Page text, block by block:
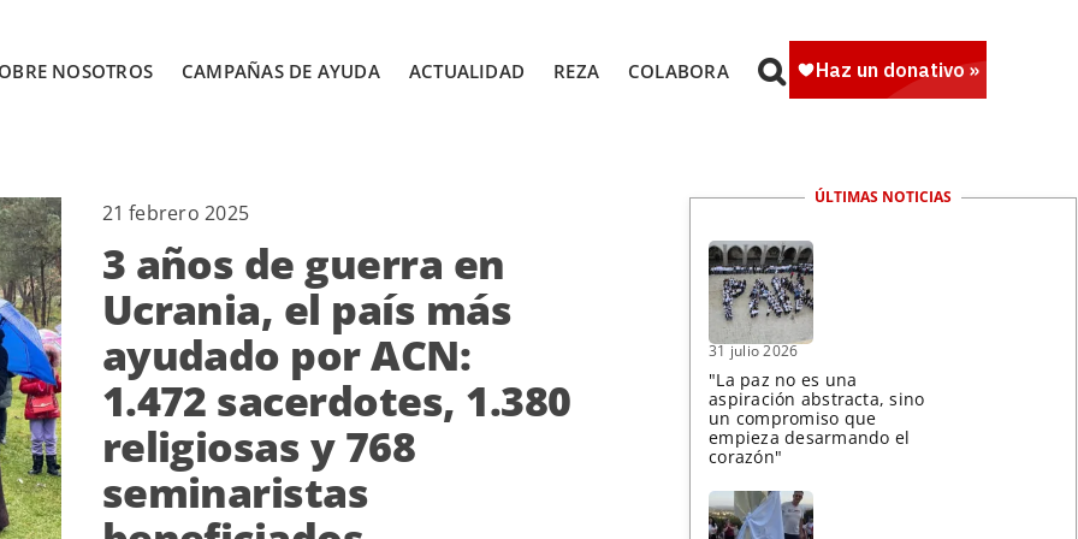
NOSOTROS CAMPAÑAS DE AYUDA ACTUALIDAD REZA COLABORA
21 febrero 2025
3 años de guerra en
Ucrania, el país más
ayudado por ACN:
1.472 sacerdotes, 1.380
religiosas y 768
seminaristas
ÚLTIMAS NOTICIAS
31 julio 2026
"La paz no es una
aspiración abstracta, sino
un compromiso que
empieza desarmando el
corazón"